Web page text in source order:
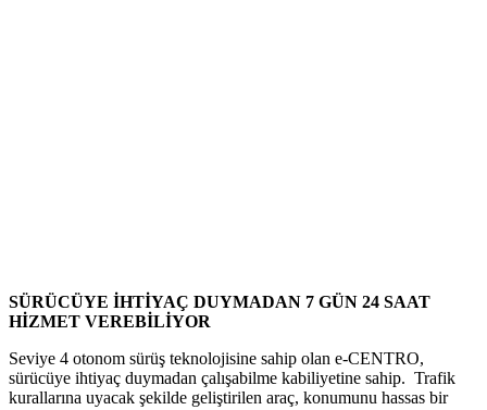
SÜRÜCÜYE İHTİYAÇ DUYMADAN 7 GÜN 24 SAAT
HİZMET VEREBİLİYOR
Seviye 4 otonom sürüş teknolojisine sahip olan e-CENTRO,
sürücüye ihtiyaç duymadan çalışabilme kabiliyetine sahip. Trafik
kurallarına uyacak şekilde geliştirilen araç, konumunu hassas bir